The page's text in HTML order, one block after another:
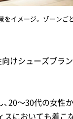
をイメージ。 ゾーン
けシューズブラ
20～30代の女性
スにおいても着